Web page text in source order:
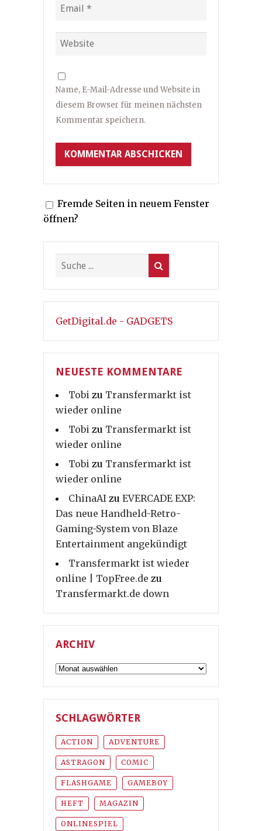
Name, E-Mail-Adresse und Website in
diesem Browser für meinen nächsten
Kommentar speichern.
Fremde Seiten in neuem Fenster
öffnen?
GetDigital.de - GADGETS
NEUESTE KOMMENTARE
Tobi zu Transfermarkt ist
wieder online
Tobi zu Transfermarkt ist
wieder online
Tobi zu Transfermarkt ist
wieder online
ChinaAI zu EVERCADE EXP:
Das neue Handheld-Retro-
Gaming-System von Blaze
Entertainment angekündigt
Transfermarkt ist wieder
online | TopFree.de zu
Transfermarkt.de down
ARCHIV
Archiv
SCHLAGWÖRTER
ACTION ADVENTURE
ASTRAGON COMIC
FLASHGAME GAMEBOY
HEFT MAGAZIN
ONLINESPIEL